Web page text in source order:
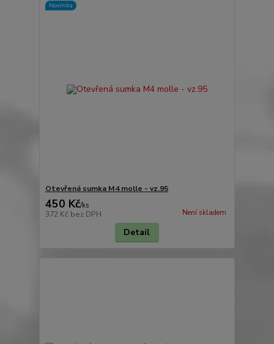
Novinka
Otevřená sumka M4 molle - vz.95
450 Kč/ks
372 Kč bez DPH Není skladem
Detail